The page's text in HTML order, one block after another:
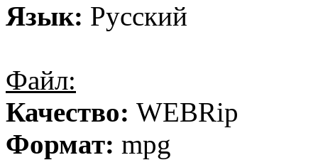
Язык: Русский
Файл:
Качество: WEBRip
Формат: mpg